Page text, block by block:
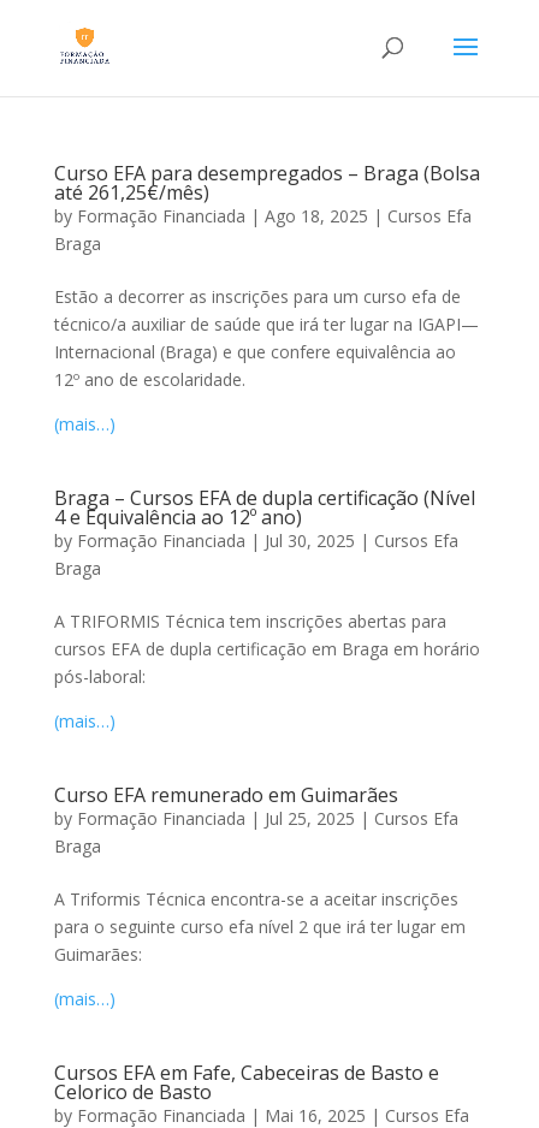
Curso EFA para desempregados – Braga (Bolsa
até 261,25€/mês)
by Formação Financiada | Ago 18, 2025 | Cursos Efa
Braga
Estão a decorrer as inscrições para um curso efa de
técnico/a auxiliar de saúde que irá ter lugar na IGAPI—
Internacional (Braga) e que confere equivalência ao
12º ano de escolaridade.
(mais…)
Braga – Cursos EFA de dupla certificação (Nível
4 e Equivalência ao 12º ano)
by Formação Financiada | Jul 30, 2025 | Cursos Efa
Braga
A TRIFORMIS Técnica tem inscrições abertas para
cursos EFA de dupla certificação em Braga em horário
pós-laboral:
(mais…)
Curso EFA remunerado em Guimarães
by Formação Financiada | Jul 25, 2025 | Cursos Efa
Braga
A Triformis Técnica encontra-se a aceitar inscrições
para o seguinte curso efa nível 2 que irá ter lugar em
Guimarães:
(mais…)
Cursos EFA em Fafe, Cabeceiras de Basto e
Celorico de Basto
by Formação Financiada | Mai 16, 2025 | Cursos Efa